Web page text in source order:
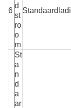
6
d
st
ro
o
m
St
a
n
d
a
ar